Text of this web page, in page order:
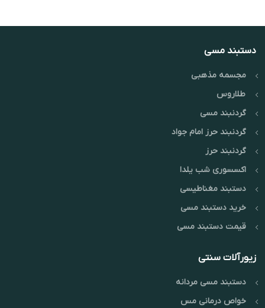
دستبند مسی
مجسمه مذهبی
طلاروس
گردنبند مسی
گردنبند حرز امام جواد
گردنبند حرز
اکسسوری شب یلدا
دستبند مغناطیسی
خرید دستبند مسی
قیمت دستبند مسی
زیورآلات سنتی
دستبند مسی مردانه
خواص درمانی مس